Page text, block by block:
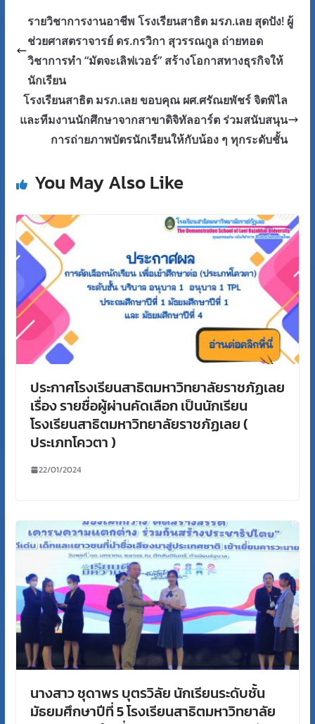
รายวิชาการงานอาชีพ โรงเรียนสาธิต มรภ.เลย สุดปัง! ผู้
ช่วยศาสตราจารย์ ดร.กรวิกา สุวรรณกูล ถ่ายทอด
วิชาการทำ “มัตจะเลิฟเวอร์” สร้างโอกาสทางธุรกิจให้
นักเรียน
โรงเรียนสาธิต มรภ.เลย ขอบคุณ ผศ.ศรัณยพัชร์ จิตพิไล
และทีมงานนักศึกษาจากสาขาดิจิทัลอาร์ต ร่วมสนับสนุน
การถ่ายภาพบัตรนักเรียนให้กับน้อง ๆ ทุกระดับชั้น
You May Also Like
ประกาศโรงเรียนสาธิตมหาวิทยาลัยราชภัฏเลย
เรื่อง รายชื่อผู้ผ่านคัดเลือก เป็นนักเรียน
โรงเรียนสาธิตมหาวิทยาลัยราชภัฏเลย (
ประเภทโควตา )
22/01/2024
นางสาว ชุดาพร บุตรวิลัย นักเรียนระดับชั้น
มัธยมศึกษาปีที่ 5 โรงเรียนสาธิตมหาวิทยาลัย